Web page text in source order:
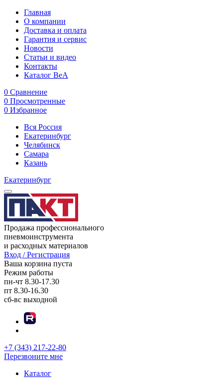
Главная
О компании
Доставка и оплата
Гарантия и сервис
Новости
Статьи и видео
Контакты
Каталог BeA
0 Сравнение
0 Просмотренные
0 Избранное
Вся Россия
Екатеринбург
Челябинск
Самара
Казань
Екатеринбург
Продажа профессионального
пневмоинструмента
и расходных материалов
Вход / Регистрация
Ваша корзина пуста
Режим работы
пн-чт 8.30-17.30
пт 8.30-16.30
сб-вс выходной
+7 (343) 217-22-80
Перезвоните мне
Каталог